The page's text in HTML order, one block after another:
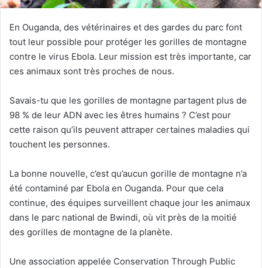
En Ouganda, des vétérinaires et des gardes du parc font
tout leur possible pour protéger les gorilles de montagne
contre le virus Ebola. Leur mission est très importante, car
ces animaux sont très proches de nous.
Savais-tu que les gorilles de montagne partagent plus de
98 % de leur ADN avec les êtres humains ? C’est pour
cette raison qu’ils peuvent attraper certaines maladies qui
touchent les personnes.
La bonne nouvelle, c’est qu’aucun gorille de montagne n’a
été contaminé par Ebola en Ouganda. Pour que cela
continue, des équipes surveillent chaque jour les animaux
dans le parc national de Bwindi, où vit près de la moitié
des gorilles de montagne de la planète.
Une association appelée Conservation Through Public